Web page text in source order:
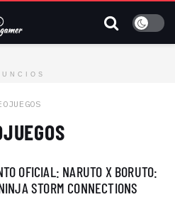
OFICIAL: NARUTO X BORUTO:
STORM CONNECTIONS